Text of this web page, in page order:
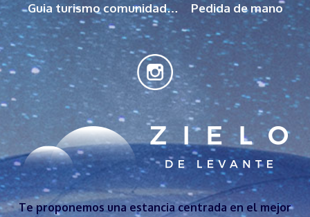
Guia turismo comunidad…
Pedida de mano
Te proponemos una estancia centrada en el mejor